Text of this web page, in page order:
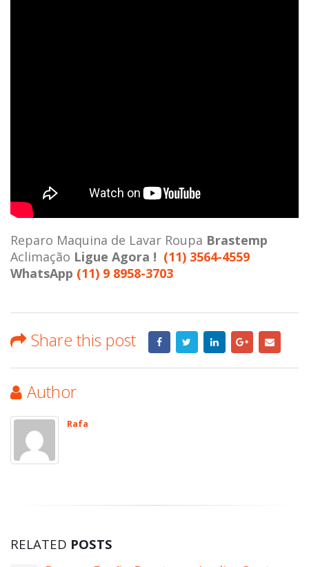
Reparo Maquina de Lavar Roupa Brastemp
Aclimação Ligue Agora ! (11) 3564-4559
WhatsApp (11) 9 8958-3703
Share this post
Author
Rafa
RELATED POSTS